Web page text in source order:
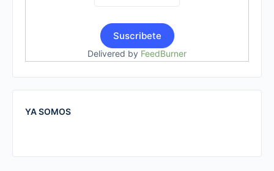
Delivered by FeedBurner
YA SOMOS